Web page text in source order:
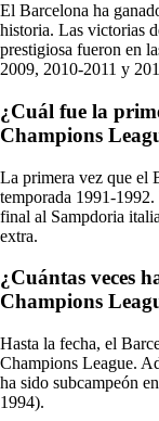
El Barcelona ha
historia. Las victorias
prestigiosa fueron en
2009, 2010-2011 y
¿Cuál fue la
Champions
La primera vez que el
temporada 1991-
final al Sampdoria
extra.
¿Cuántas veces
Champions
Hasta la fecha, el
Champions League.
ha sido subcampeón
1994).